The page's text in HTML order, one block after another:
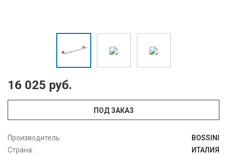
16 025 руб.
ПОД ЗАКАЗ
Производитель:
BOSSINI
Страна:
ИТАЛИЯ